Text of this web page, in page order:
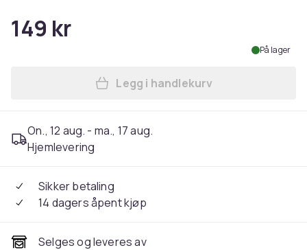
149 kr
På lager
Legg iPhone XR - Deksel/
Legg i handlekurv
On., 12 aug. - ma., 17 aug.
Hjemlevering
Sikker betaling
14 dagers åpent kjøp
Selges og leveres av